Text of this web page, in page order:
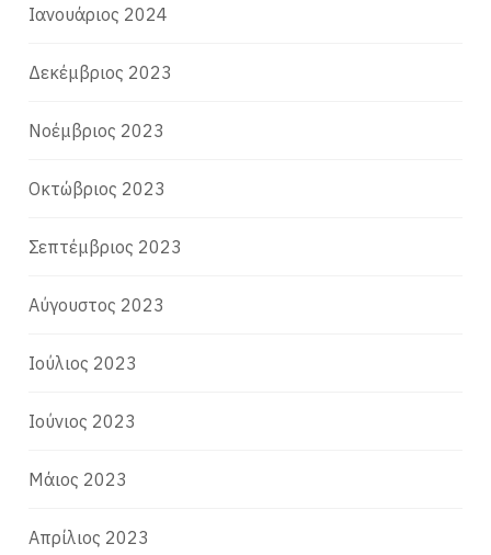
Ιανουάριος 2024
Δεκέμβριος 2023
Νοέμβριος 2023
Οκτώβριος 2023
Σεπτέμβριος 2023
Αύγουστος 2023
Ιούλιος 2023
Ιούνιος 2023
Μάιος 2023
Απρίλιος 2023